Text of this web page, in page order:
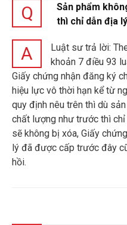
Q
Sản phẩm
thì chỉ dẫn địa
A
Luật sư trả lời:
khoản 7 điều 93
Giấy chứng nhận đăng ký
hiệu lực vô thời hạn kể từ
quy định nêu trên thì dù
chất lượng như trước thì
sẽ không bị xóa, Giấy
lý đã được cấp trước đây
hồi.